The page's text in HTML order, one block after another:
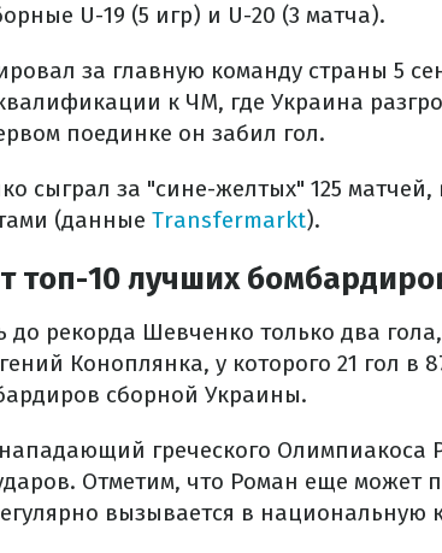
U-19 (5 игр) и U-20 (3 матча).
за главную команду страны 5
к ЧМ, где Украина
поединке он забил гол.
сыграл за "сине-желтых" 125 матчей,
(данные Transfermarkt).
топ-10 лучших
до рекорда Шевченко только два
Коноплянка, у которого 21 гол в
сборной Украины.
греческого Олимпиакоса
Отметим, что Роман еще может
вызывается в национальную